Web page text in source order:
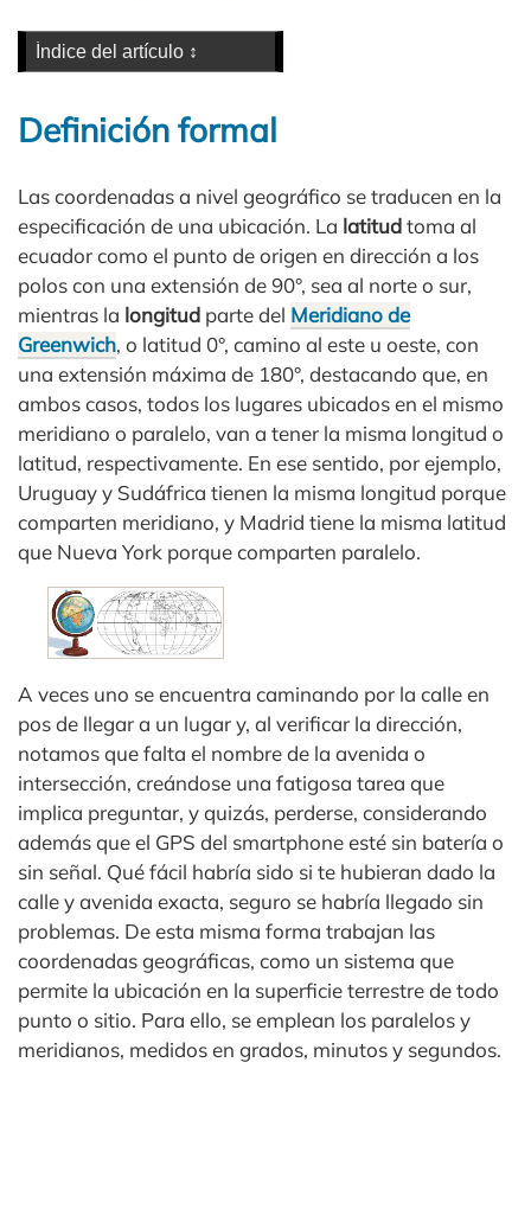
Definición formal
Las coordenadas a nivel geográfico se traducen en la
especificación de una ubicación. La latitudtoma al
ecuador como el punto de origen en dirección a los
polos con una extensión de 90°, sea al norte o sur,
mientras la longitud parte del Meridiano de
Greenwich, o latitud 0°, camino al este u oeste, con
una extensión máxima de 180°, destacando que, en
ambos casos, todos los lugares ubicados en el mismo
meridiano o paralelo, van a tener la misma longitud o
latitud, respectivamente. En ese sentido, por ejemplo,
Uruguay y Sudáfrica tienen la misma longitud porque
comparten meridiano, y Madrid tiene la misma latitud
que Nueva York porque comparten paralelo.
A veces uno se encuentra caminando por la calle en
pos de llegar a un lugar y, al verificar la dirección,
notamos que falta el nombre de la avenida o
intersección, creándose una fatigosa tarea que
implica preguntar, y quizás, perderse, considerando
además que el GPS del smartphone esté sin batería o
sin señal. Qué fácil habría sido si te hubieran dado la
calle y avenida exacta, seguro se habría llegado sin
problemas. De esta misma forma trabajan las
coordenadas geográficas, como un sistema que
permite la ubicación en la superficie terrestre de todo
punto o sitio. Para ello, se emplean los paralelos y
meridianos, medidos en grados, minutos y segundos.